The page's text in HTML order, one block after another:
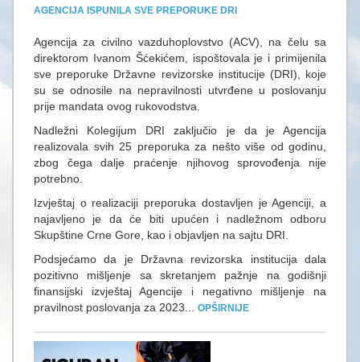
AGENCIJA ISPUNILA SVE PREPORUKE DRI
Agencija za civilno vazduhoplovstvo (ACV), na čelu sa
direktorom Ivanom Šćekićem, ispoštovala je i primijenila
sve preporuke Državne revizorske institucije (DRI), koje
su se odnosile na nepravilnosti utvrđene u poslovanju
prije mandata ovog rukovodstva.
Nadležni Kolegijum DRI zaključio je da je Agencija
realizovala svih 25 preporuka za nešto više od godinu,
zbog čega dalje praćenje njihovog sprovođenja nije
potrebno.
Izvještaj o realizaciji preporuka dostavljen je Agenciji, a
najavljeno je da će biti upućen i nadležnom odboru
Skupštine Crne Gore, kao i objavljen na sajtu DRI.
Podsjećamo da je Državna revizorska institucija dala
pozitivno mišljenje sa skretanjem pažnje na godišnji
finansijski izvještaj Agencije i negativno mišljenje na
pravilnost poslovanja za 2023... OPŠIRNIJE